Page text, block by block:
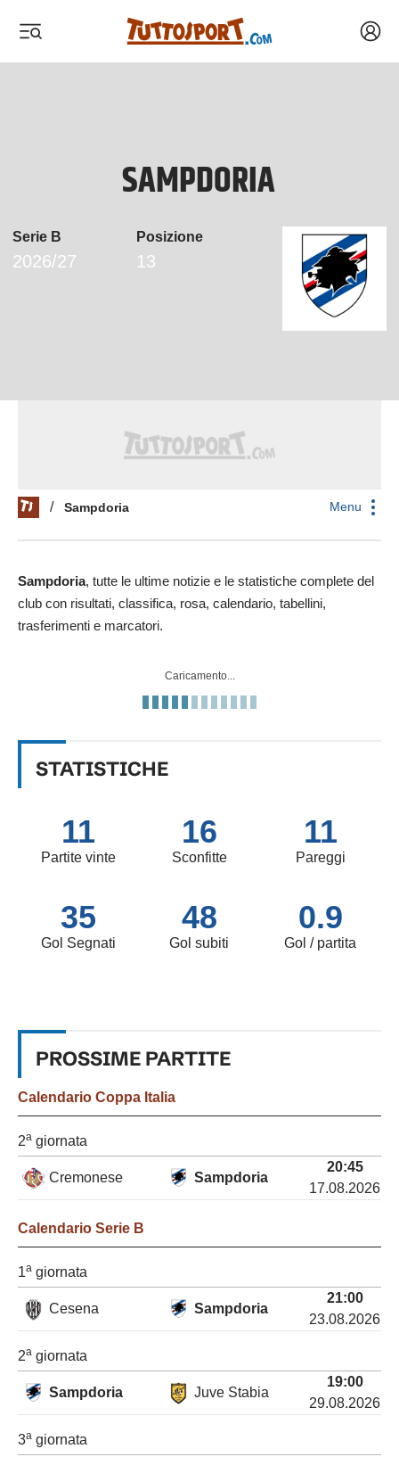
SAMPDORIA
Serie B
2026/27
Posizione
13
/ Sampdoria Menu
Sampdoria, tutte le ultime notizie e le statistiche complete del
club con risultati, classifica, rosa, calendario, tabellini,
trasferimenti e marcatori.
Caricamento...
STATISTICHE
11
Partite vinte
16
Sconfitte
11
Pareggi
35
Gol Segnati
48
Gol subiti
0.9
Gol / partita
PROSSIME PARTITE
Calendario Coppa Italia
2a giornata
Cremonese Sampdoria
20:45
17.08.2026
Calendario Serie B
1a giornata
Cesena Sampdoria
21:00
23.08.2026
2a giornata
Sampdoria Juve Stabia
19:00
29.08.2026
3a giornata